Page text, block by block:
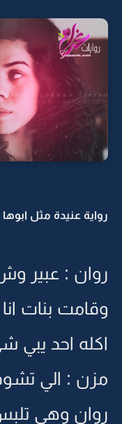
رواية عنيدة مثل ابوها -
روان : عبير
وقامت بنات
اكله احد يبي
مزن : الي
روان وهي